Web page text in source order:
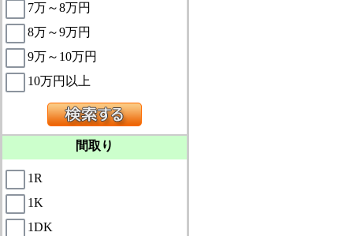
7万～8万円
8万～9万円
9万～10万円
10万円以上
間取り
1R
1K
1DK